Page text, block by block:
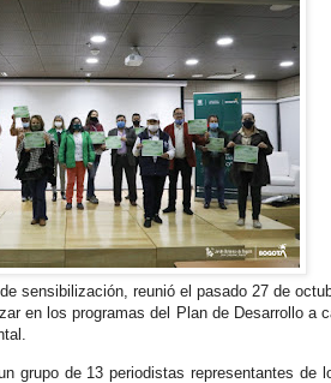
sensibilización, reunió el pasado 27 de
en los programas del Plan de Desarrollo a
grupo de 13 periodistas representantes de